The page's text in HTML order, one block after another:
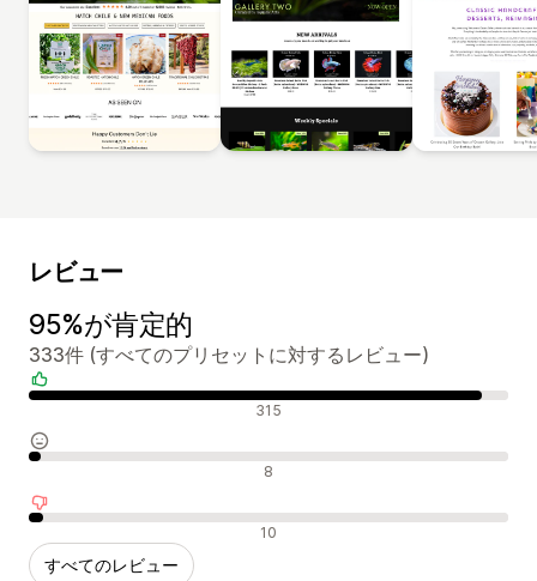
レビュー
95%が肯定的
333件 (すべてのプリセットに対するレビュー)
肯定的なレビュー 315
中間的なレビュー 8
否定的なレビュー 10
すべてのレビュー